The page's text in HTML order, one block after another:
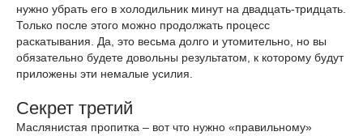
нужно убрать его в холодильник минут на двадцать-тридцать.
Только после этого можно продолжать процесс
раскатывания. Да, это весьма долго и утомительно, но вы
обязательно будете довольны результатом, к которому будут
приложены эти немалые усилия.
Секрет третий
Маслянистая пропитка – вот что нужно «правильному»